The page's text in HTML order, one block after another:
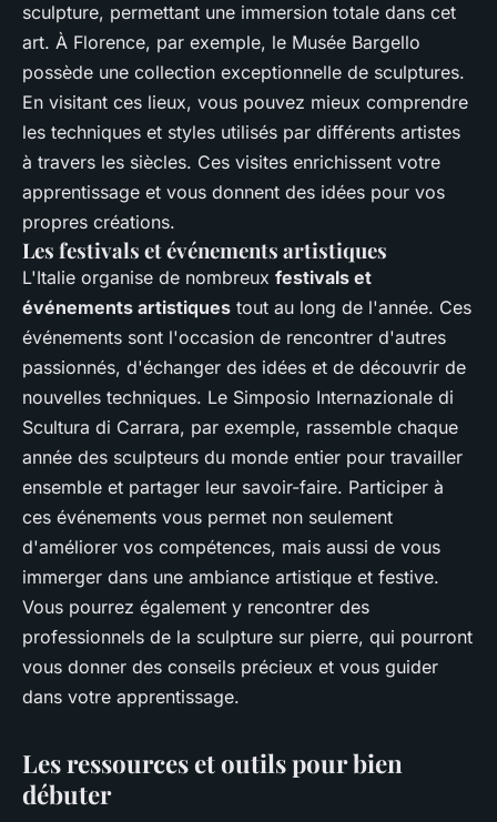
sculpture, permettant une immersion totale dans cet
art. À Florence, par exemple, le Musée Bargello
possède une collection exceptionnelle de sculptures.
En visitant ces lieux, vous pouvez mieux comprendre
les techniques et styles utilisés par différents artistes
à travers les siècles. Ces visites enrichissent votre
apprentissage et vous donnent des idées pour vos
propres créations.
Les festivals et événements artistiques
L'Italie organise de nombreux festivals et
événements artistiques tout au long de l'année. Ces
événements sont l'occasion de rencontrer d'autres
passionnés, d'échanger des idées et de découvrir de
nouvelles techniques. Le Simposio Internazionale di
Scultura di Carrara, par exemple, rassemble chaque
année des sculpteurs du monde entier pour travailler
ensemble et partager leur savoir-faire. Participer à
ces événements vous permet non seulement
d'améliorer vos compétences, mais aussi de vous
immerger dans une ambiance artistique et festive.
Vous pourrez également y rencontrer des
professionnels de la sculpture sur pierre, qui pourront
vous donner des conseils précieux et vous guider
dans votre apprentissage.
Les ressources et outils pour bien
débuter